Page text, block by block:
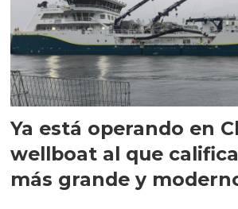
Ya está operando en
wellboat al que
más grande y